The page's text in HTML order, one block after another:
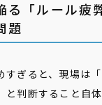
る「ルール疲
題
すぎると、現場は
と判断すること自